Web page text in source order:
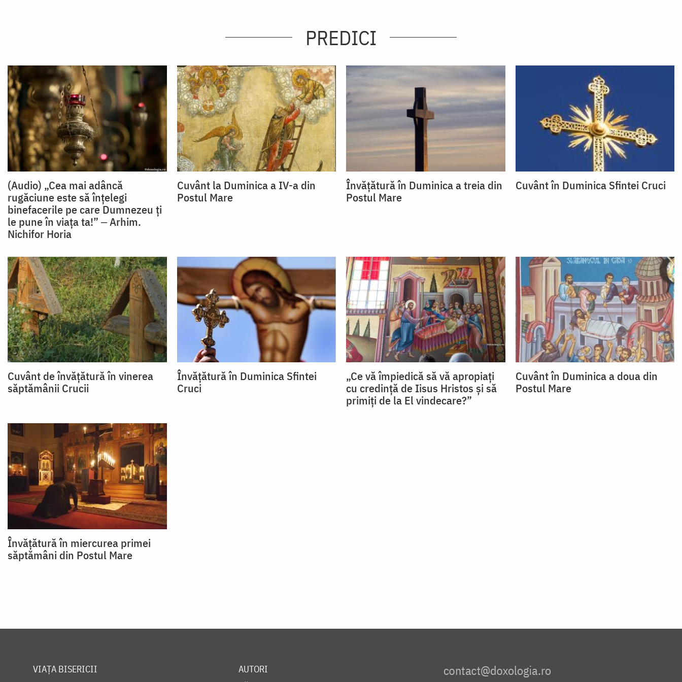
PREDICI
(Audio) „Cea mai adâncă
rugăciune este să înțelegi
binefacerile pe care Dumnezeu ți
le pune în viața ta!” ‒ Arhim.
Nichifor Horia
Cuvânt la Duminica a IV-a din
Postul Mare
Învăţătură în Duminica a treia din
Postul Mare
Cuvânt în Duminica Sfintei Cruci
Cuvânt de învăţătură în vinerea
săptămânii Crucii
Învățătură în Duminica Sfintei
Cruci
„Ce vă împiedică să vă apropiaţi
cu credinţă de Iisus Hristos şi să
primiţi de la El vindecare?”
Cuvânt în Duminica a doua din
Postul Mare
Învățătură în miercurea primei
săptămâni din Postul Mare
VIAȚA BISERICII
AUTORI